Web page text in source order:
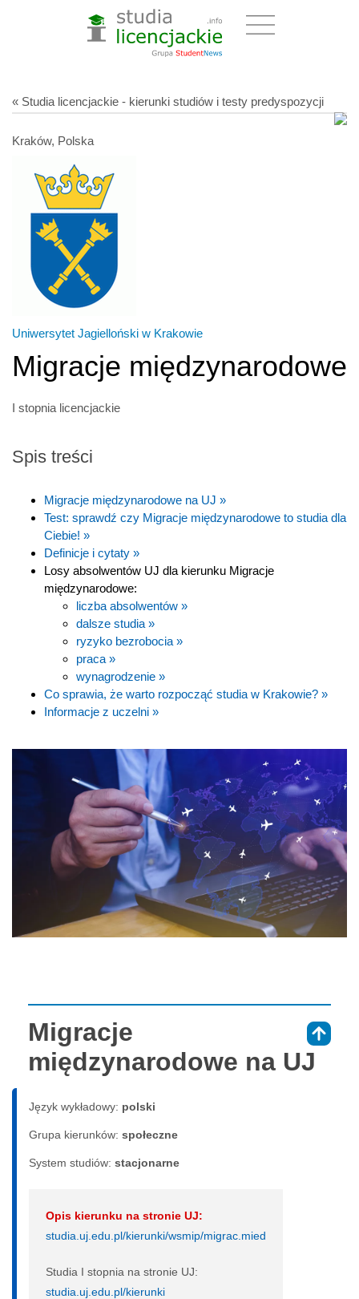
« Studia licencjackie - kierunki studiów i testy predyspozycji
Kraków, Polska
Uniwersytet Jagielloński w Krakowie
Migracje międzynarodowe
I stopnia licencjackie
Spis treści
Migracje międzynarodowe na UJ »
Test: sprawdź czy Migracje międzynarodowe to studia dla
Ciebie! »
Definicje i cytaty »
Losy absolwentów UJ dla kierunku Migracje
międzynarodowe:
liczba absolwentów »
dalsze studia »
ryzyko bezrobocia »
praca »
wynagrodzenie »
Co sprawia, że warto rozpocząć studia w Krakowie? »
Informacje z uczelni »
Migracje
międzynarodowe na UJ
Język wykładowy: polski
Grupa kierunków: społeczne
System studiów: sta­cjo­nar­ne
Opis kierunku na stronie UJ:
studia.uj.edu.pl/kierunki/wsmip/migrac.mied
Studia I stopnia na stronie UJ:
studia.uj.edu.pl/kierunki